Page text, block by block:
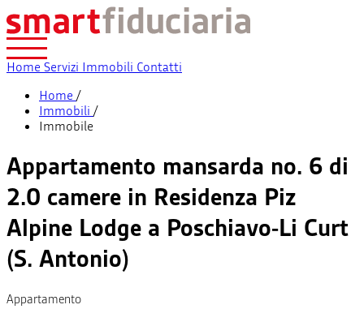
Home Servizi Immobili Contatti
Home /
Immobili /
Immobile
Appartamento mansarda no. 6 di
2.0 camere in Residenza Piz
Alpine Lodge a Poschiavo-Li Curt
(S. Antonio)
Appartamento